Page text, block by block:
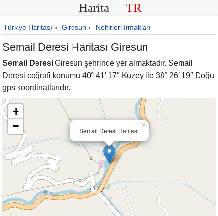
Harita TR
Türkiye Haritası » Giresun » Nehirleri Irmakları
Semail Deresi Haritası Giresun
Semail Deresi Giresun şehrinde yer almaktadır. Semail
Deresi coğrafi konumu 40° 41′ 17″ Kuzey ile 38° 26′ 19″ Doğu
gps koordinatlarıdır.
Semail Deresi Haritası
×
+
−